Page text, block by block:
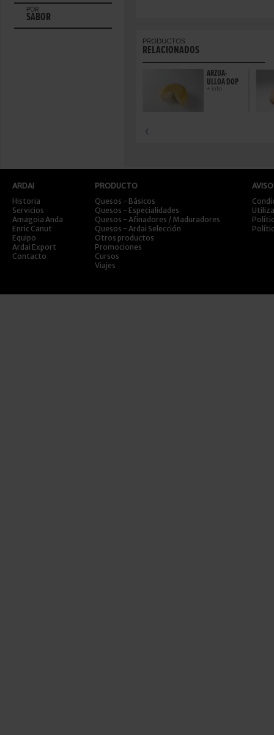
POR
SABOR
PRODUCTOS
RELACIONADOS
ARZÚA-
ULLOA DOP
+ info
ARDAI
Historia
Servicios
Amagoia Anda
Enric Canut
Equipo
Ardai Export
Contacto
PRODUCTO
Quesos - Básicos
Quesos - Especialidades
Quesos - Afinadores / Maduradores
Quesos - Ardai Selección
Otros productos
Promociones
Cursos
Viajes